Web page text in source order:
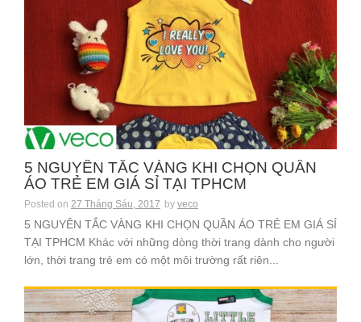
5 NGUYÊN TẮC VÀNG KHI CHỌN QUẦN
ÁO TRẺ EM GIÁ SỈ TẠI TPHCM
Posted on 27 Tháng Sáu, 2017 by veco
5 NGUYÊN TẮC VÀNG KHI CHỌN QUẦN ÁO TRẺ EM GIÁ SỈ
TẠI TPHCM Khác với những dòng thời trang dành cho người
lớn, thời trang trẻ em có một môi trường rất riên...